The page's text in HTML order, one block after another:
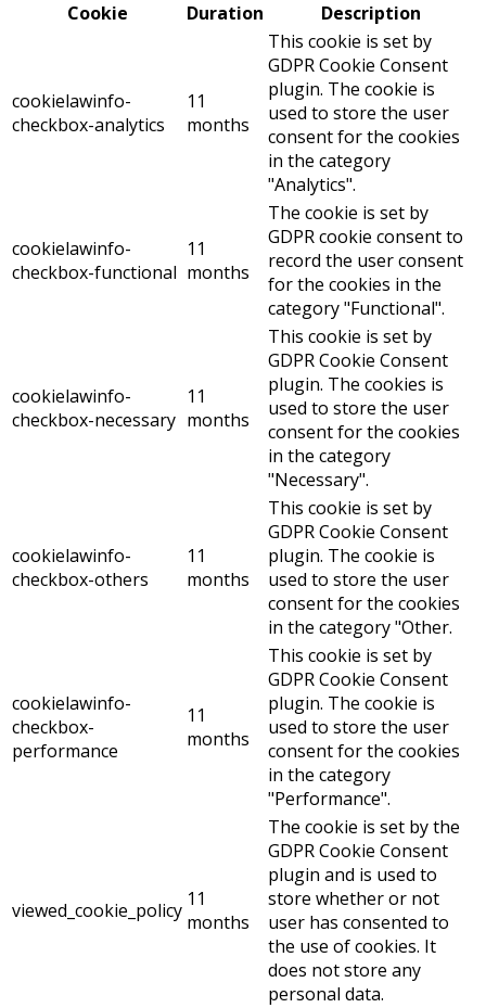
Cookie
Duration Description
cookielawinfo-
checkbox-analytics
11
months
This cookie is set by
GDPR Cookie Consent
plugin. The cookie is
used to store the user
consent for the cookies
in the category
"Analytics".
cookielawinfo-
checkbox-functional
11
months
The cookie is set by
GDPR cookie consent to
record the user consent
for the cookies in the
category "Functional".
cookielawinfo-
checkbox-necessary
11
months
This cookie is set by
GDPR Cookie Consent
plugin. The cookies is
used to store the user
consent for the cookies
in the category
"Necessary".
cookielawinfo-
checkbox-others
11
months
This cookie is set by
GDPR Cookie Consent
plugin. The cookie is
used to store the user
consent for the cookies
in the category "Other.
cookielawinfo-
checkbox-
performance
11
months
This cookie is set by
GDPR Cookie Consent
plugin. The cookie is
used to store the user
consent for the cookies
in the category
"Performance".
viewed_cookie_policy 11
months
The cookie is set by the
GDPR Cookie Consent
plugin and is used to
store whether or not
user has consented to
the use of cookies. It
does not store any
personal data.